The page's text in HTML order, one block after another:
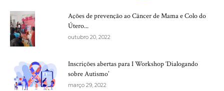
Ações de prevenção ao Câncer de Mama e Colo do
Útero...
outubro 20, 2022
Inscrições abertas para I Workshop ‘Dialogando
sobre Autismo’
março 29, 2022